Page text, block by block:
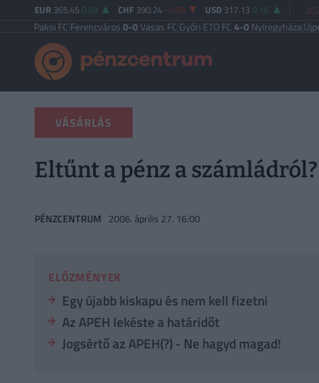
EUR 365.45 0.03 CHF 390.24 -0.09 USD 317.13 0.16
Ferencváros0-0Vasas FC|Győri ETO FC4-0Nyíregyháza|Újpest FC
VÁSÁRLÁS
Eltűnt a pénz a
PÉNZCENTRUM 2006. április 27. 16:00
ELŐZMÉNYEK
Egy újabb kiskapu és nem kell fizetni
Az APEH lekéste a határidőt
Jogsértő az APEH(?) - Ne hagyd magad!